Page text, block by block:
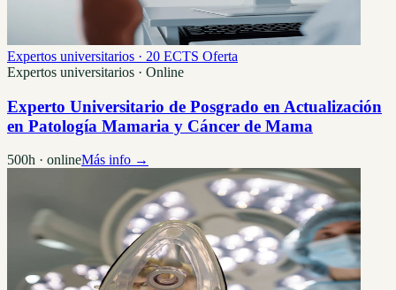
Expertos universitarios · 20 ECTS Oferta
Expertos universitarios · Online
Experto Universitario de Posgrado en Actualización
en Patología Mamaria y Cáncer de Mama
500h · onlineMás info →